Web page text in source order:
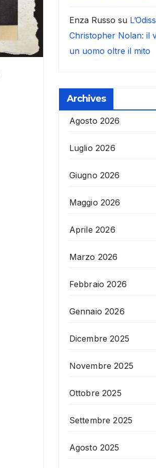
Enza Russo su
Christopher Nolan: il
un uomo oltre il mito
Archives
Agosto 2026
Luglio 2026
Giugno 2026
Maggio 2026
Aprile 2026
Marzo 2026
Febbraio 2026
Gennaio 2026
Dicembre 2025
Novembre 2025
Ottobre 2025
Settembre 2025
Agosto 2025